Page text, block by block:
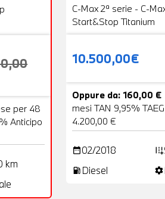
per 48
Anticipo
km
C-Max 2ª serie - C-
Start&Stop Titanium
10.500,00€
Oppure da: 160,00 €
mesi TAN 9,95%
4.200,00 €
date_range02/2018 add_road
local_gas_station Diesel settings